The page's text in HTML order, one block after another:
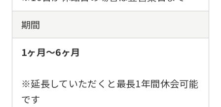
期間
1ヶ月～6ヶ月
※延長していただくと最長1年間休会可能
です